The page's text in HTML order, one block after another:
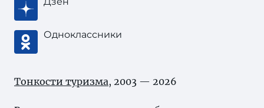
Одноклассники
Тонкости туризма, 2003 — 2026